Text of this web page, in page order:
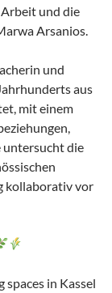
und die
Arsanios.
und
aus
mit einem
untersucht die
kollaborativ vor
in Kassel